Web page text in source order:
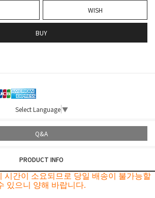
WISH
BUY
Select Language ▼
Q&A
PRODUCT INFO
시간이 소요되므로 당일 배송이 불가능할
있으니 양해 바랍니다.